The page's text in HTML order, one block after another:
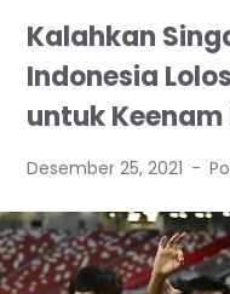
Kalahkan
Indonesia
untuk
Desember 25, 2021